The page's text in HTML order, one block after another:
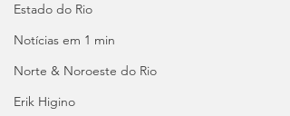
Estado do Rio
Notícias em 1 min
Norte & Noroeste do Rio
Erik Higino